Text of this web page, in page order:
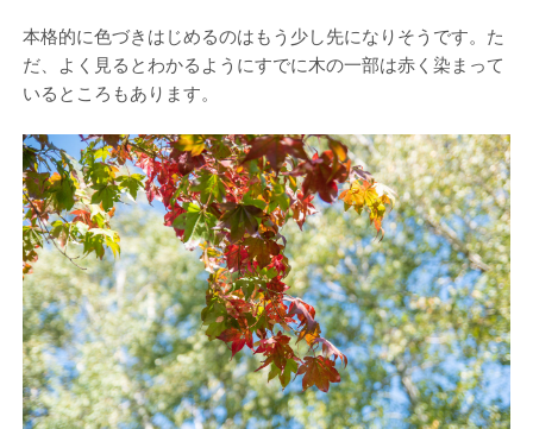
本格的に色づきはじめるのはもう少し先になりそうです。た
だ、よく見るとわかるようにすでに木の一部は赤く染まって
いるところもあります。